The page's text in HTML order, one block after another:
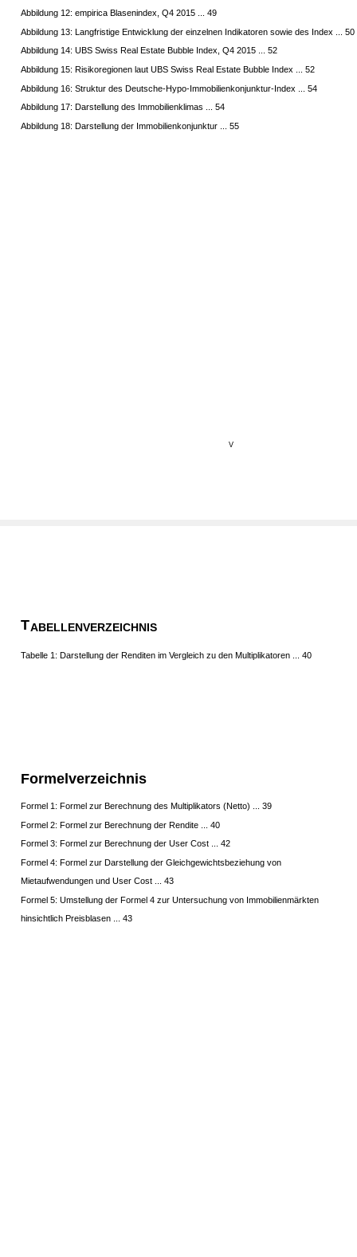
V
Abbildung 12: empirica Blasenindex, Q4 2015 ... 49
Abbildung 13: Langfristige Entwicklung der einzelnen Indikatoren sowie des Index ... 50
Abbildung 14: UBS Swiss Real Estate Bubble Index, Q4 2015 ... 52
Abbildung 15: Risikoregionen laut UBS Swiss Real Estate Bubble Index ... 52
Abbildung 16: Struktur des Deutsche-Hypo-Immobilienkonjunktur-Index ... 54
Abbildung 17: Darstellung des Immobilienklimas ... 54
Abbildung 18: Darstellung der Immobilienkonjunktur ... 55
TABELLENVERZEICHNIS
Tabelle 1: Darstellung der Renditen im Vergleich zu den Multiplikatoren ... 40
Formelverzeichnis
Formel 1: Formel zur Berechnung des Multiplikators (Netto) ... 39
Formel 2: Formel zur Berechnung der Rendite ... 40
Formel 3: Formel zur Berechnung der User Cost ... 42
Formel 4: Formel zur Darstellung der Gleichgewichtsbeziehung von
Mietaufwendungen und User Cost ... 43
Formel 5: Umstellung der Formel 4 zur Untersuchung von Immobilienmärkten
hinsichtlich Preisblasen ... 43